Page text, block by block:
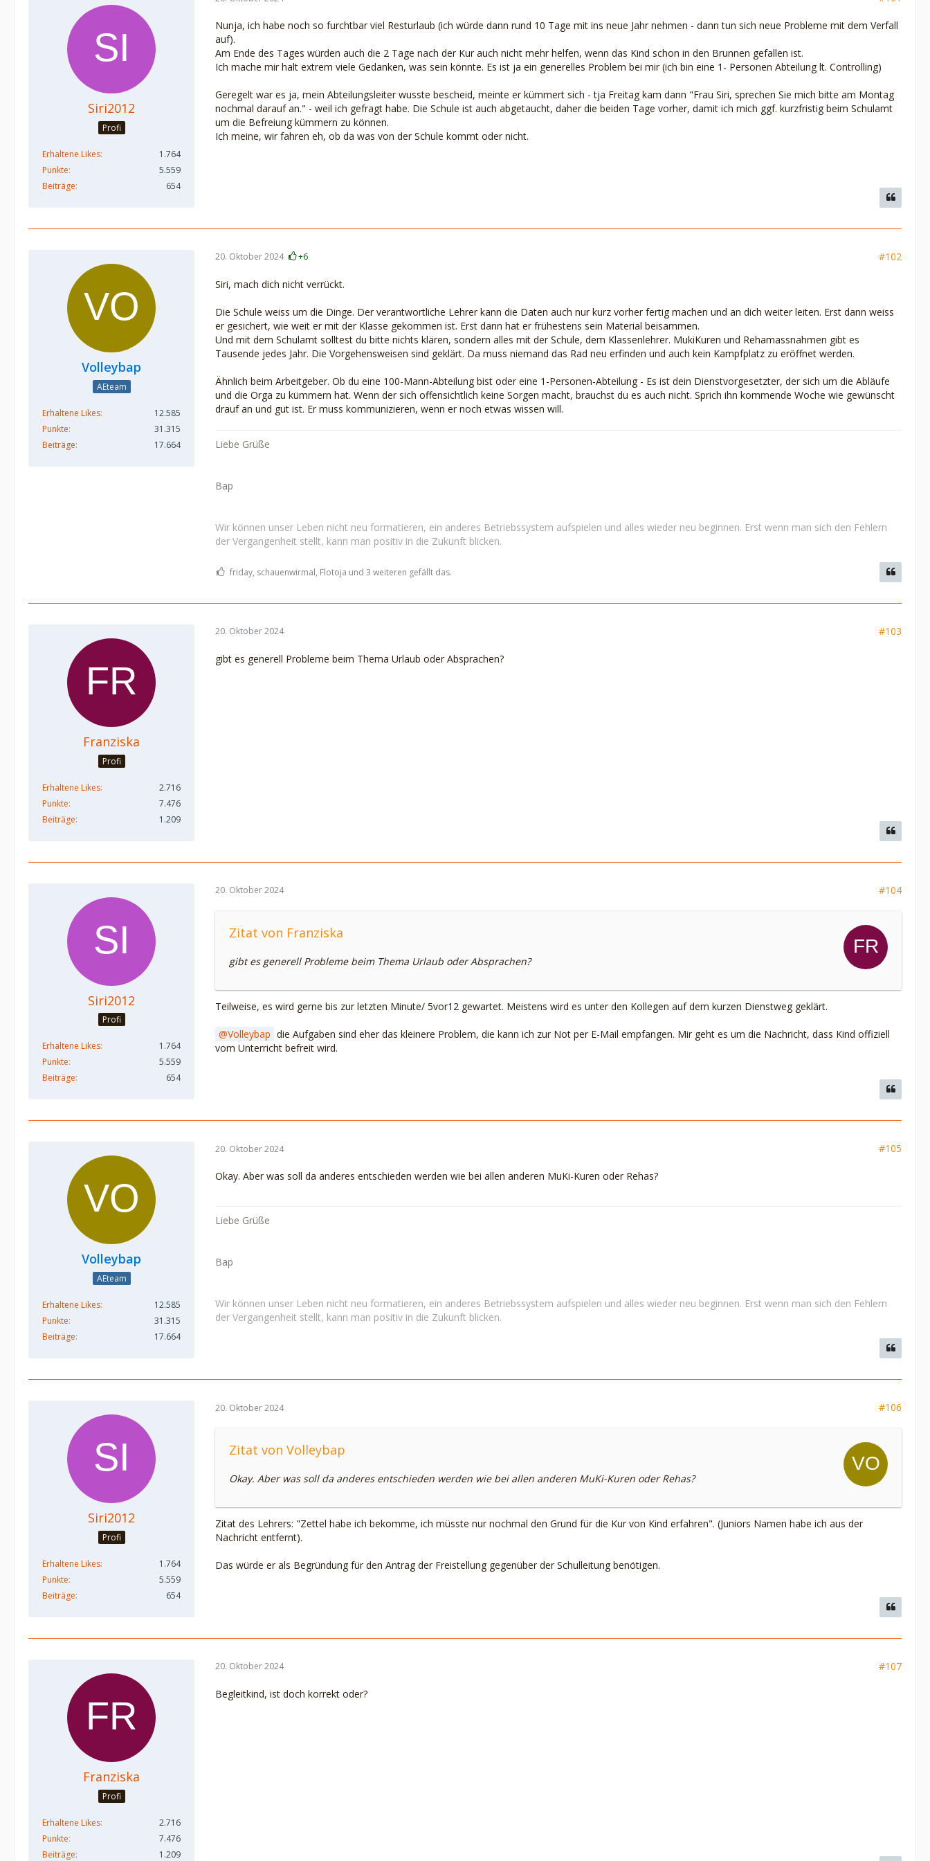
Siri2012
Profi
Erhaltene Likes
1.764
Punkte
5.559
Beiträge
654
Nunja, ich habe noch so furchtbar viel Resturlaub (ich würde dann rund 10 Tage mit ins neue Jahr nehmen - dann tun sich neue Probleme mit dem Verfall
auf).
Am Ende des Tages würden auch die 2 Tage nach der Kur auch nicht mehr helfen, wenn das Kind schon in den Brunnen gefallen ist.
Ich mache mir halt extrem viele Gedanken, was sein könnte. Es ist ja ein generelles Problem bei mir (ich bin eine 1- Personen Abteilung lt. Controlling)
Geregelt war es ja, mein Abteilungsleiter wusste bescheid, meinte er kümmert sich - tja Freitag kam dann "Frau Siri, sprechen Sie mich bitte am Montag
nochmal darauf an." - weil ich gefragt habe. Die Schule ist auch abgetaucht, daher die beiden Tage vorher, damit ich mich ggf. kurzfristig beim Schulamt
um die Befreiung kümmern zu können.
Ich meine, wir fahren eh, ob da was von der Schule kommt oder nicht.
Volleybap
AEteam
Erhaltene Likes
12.585
Punkte
31.315
Beiträge
17.664
20. Oktober 2024 +6 #102
Siri, mach dich nicht verrückt.
Die Schule weiss um die Dinge. Der verantwortliche Lehrer kann die Daten auch nur kurz vorher fertig machen und an dich weiter leiten. Erst dann weiss
er gesichert, wie weit er mit der Klasse gekommen ist. Erst dann hat er frühestens sein Material beisammen.
Und mit dem Schulamt solltest du bitte nichts klären, sondern alles mit der Schule, dem Klassenlehrer. MukiKuren und Rehamassnahmen gibt es
Tausende jedes Jahr. Die Vorgehensweisen sind geklärt. Da muss niemand das Rad neu erfinden und auch kein Kampfplatz zu eröffnet werden.
Ähnlich beim Arbeitgeber. Ob du eine 100-Mann-Abteilung bist oder eine 1-Personen-Abteilung - Es ist dein Dienstvorgesetzter, der sich um die Abläufe
und die Orga zu kümmern hat. Wenn der sich offensichtlich keine Sorgen macht, brauchst du es auch nicht. Sprich ihn kommende Woche wie gewünscht
drauf an und gut ist. Er muss kommunizieren, wenn er noch etwas wissen will.
Liebe Grüße
Bap
Wir können unser Leben nicht neu formatieren, ein anderes Betriebssystem aufspielen und alles wieder neu beginnen. Erst wenn man sich den Fehlern
der Vergangenheit stellt, kann man positiv in die Zukunft blicken.
friday, schauenwirmal, Flotoja und 3 weiteren gefällt das.
Franziska
Profi
Erhaltene Likes
2.716
Punkte
7.476
Beiträge
1.209
20. Oktober 2024 #103
gibt es generell Probleme beim Thema Urlaub oder Absprachen?
Siri2012
Profi
Erhaltene Likes
1.764
Punkte
5.559
Beiträge
654
20. Oktober 2024 #104
Zitat von Franziska
gibt es generell Probleme beim Thema Urlaub oder Absprachen?
Teilweise, es wird gerne bis zur letzten Minute/ 5vor12 gewartet. Meistens wird es unter den Kollegen auf dem kurzen Dienstweg geklärt.
Volleybap die Aufgaben sind eher das kleinere Problem, die kann ich zur Not per E-Mail empfangen. Mir geht es um die Nachricht, dass Kind offiziell
vom Unterricht befreit wird.
Volleybap
AEteam
Erhaltene Likes
12.585
Punkte
31.315
Beiträge
17.664
20. Oktober 2024 #105
Okay. Aber was soll da anderes entschieden werden wie bei allen anderen MuKi-Kuren oder Rehas?
Liebe Grüße
Bap
Wir können unser Leben nicht neu formatieren, ein anderes Betriebssystem aufspielen und alles wieder neu beginnen. Erst wenn man sich den Fehlern
der Vergangenheit stellt, kann man positiv in die Zukunft blicken.
Siri2012
Profi
Erhaltene Likes
1.764
Punkte
5.559
Beiträge
654
20. Oktober 2024 #106
Zitat von Volleybap
Okay. Aber was soll da anderes entschieden werden wie bei allen anderen MuKi-Kuren oder Rehas?
Zitat des Lehrers: "Zettel habe ich bekomme, ich müsste nur nochmal den Grund für die Kur von Kind erfahren". (Juniors Namen habe ich aus der
Nachricht entfernt).
Das würde er als Begründung für den Antrag der Freistellung gegenüber der Schulleitung benötigen.
Franziska
Profi
Erhaltene Likes
2.716
Punkte
7.476
Beiträge
1.209
20. Oktober 2024 #107
Begleitkind, ist doch korrekt oder?